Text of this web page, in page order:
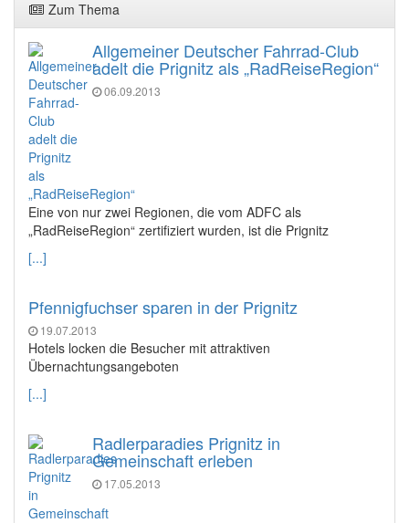
Zum Thema
Allgemeiner Deutscher Fahrrad-Club
adelt die Prignitz als „RadReiseRegion“
06.09.2013
Eine von nur zwei Regionen, die vom ADFC als
„RadReiseRegion“ zertifiziert wurden, ist die Prignitz
[...]
Pfennigfuchser sparen in der Prignitz
19.07.2013
Hotels locken die Besucher mit attraktiven
Übernachtungsangeboten
[...]
Radlerparadies Prignitz in
Gemeinschaft erleben
17.05.2013